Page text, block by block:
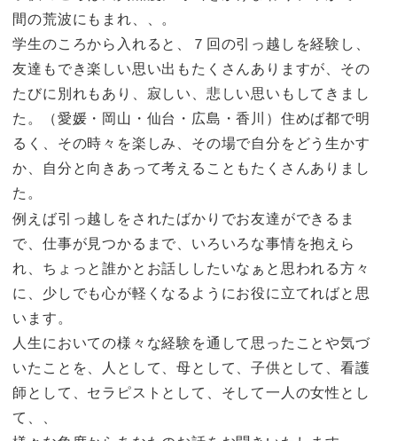
間の荒波にもまれ、、。
学生のころから入れると、７回の引っ越しを経験し、
友達もでき楽しい思い出もたくさんありますが、その
たびに別れもあり、寂しい、悲しい思いもしてきまし
た。（愛媛・岡山・仙台・広島・香川）住めば都で明
るく、その時々を楽しみ、その場で自分をどう生かす
か、自分と向きあって考えることもたくさんありまし
た。
例えば引っ越しをされたばかりでお友達ができるま
で、仕事が見つかるまで、いろいろな事情を抱えら
れ、ちょっと誰かとお話ししたいなぁと思われる方々
に、少しでも心が軽くなるようにお役に立てればと思
います。
人生においての様々な経験を通して思ったことや気づ
いたことを、人として、母として、子供として、看護
師として、セラピストとして、そして一人の女性とし
て、、